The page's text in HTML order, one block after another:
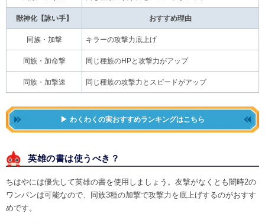
獣神化【詠い手】 おすすめ理由
同族・加撃 キラーの攻撃力底上げ
同族・加命撃 同じ種族のHPと攻撃力がアップ
同族・加撃速 同じ種族の攻撃力とスピードがアップ
わくわくの実おすすめランキングはこちら
英雄の書は使うべき？
ちはやには優先して英雄の書を使用しましょう。友撃がなくとも闇時2の
ワンパンは可能なので、同族3種の加撃で攻撃力を底上げするのがおすす
めです。